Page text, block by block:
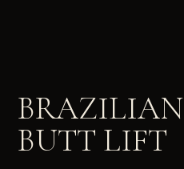
BRAZILIAN
BUTT LIFT